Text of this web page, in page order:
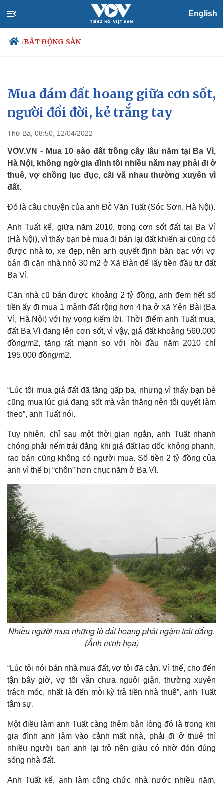
English
/BẤT ĐỘNG SẢN
Chính trị
Tổ chức nhân sự
Nhận diện sự thật
Xã hội
Tin 24h
Dự báo thời tiết
Việc làm
Biển đảo
Thế giới
Multimedia
Mua đám đất hoang giữa cơn sốt,
người đổi đời, kẻ trắng tay
Thứ Ba, 08:50, 12/04/2022
VOV.VN - Mua 10 sào đất trồng cây lâu năm tại Ba Vì,
Hà Nội, không ngờ gia đình tôi nhiều năm nay phải đi ở
thuê, vợ chồng lục đục, cãi vã nhau thường xuyên vì
đất.
Đó là câu chuyện của anh Đỗ Văn Tuất (Sóc Sơn, Hà Nội).
Anh Tuất kể, giữa năm 2010, trong cơn sốt đất tại Ba Vì
(Hà Nội), vì thấy bạn bè mua đi bán lại đất khiến ai cũng có
được nhà to, xe đẹp, nên anh quyết định bàn bạc với vợ
bán đi căn nhà nhỏ 30 m2 ở Xã Đàn để lấy tiền đầu tư đất
Ba Vì.
Căn nhà cũ bán được khoảng 2 tỷ đồng, anh đem hết số
tiền ấy đi mua 1 mảnh đất rộng hơn 4 ha ở xã Yên Bài (Ba
Vì, Hà Nội) với hy vọng kiếm lời. Thời điểm anh Tuất mua,
đất Ba Vì đang lên cơn sốt, vì vậy, giá đất khoảng 560.000
đồng/m2, tăng rất mạnh so với hồi đầu năm 2010 chỉ
195.000 đồng/m2.
“Lúc tôi mua giá đất đã tăng gấp ba, nhưng vì thấy bạn bè
cũng mua lúc giá đang sốt mà vẫn thắng nên tôi quyết làm
theo”, anh Tuất nói.
Tuy nhiên, chỉ sau một thời gian ngắn, anh Tuất nhanh
chóng phải nếm trái đắng khi giá đất lao dốc không phanh,
rao bán cũng không có người mua. Số tiền 2 tỷ đồng của
anh vì thế bị “chôn” hơn chục năm ở Ba Vì.
Nhiều người mua những lô đất hoang phải ngậm trái đắng.
(Ảnh minh họa)
“Lúc tôi nói bán nhà mua đất, vợ tôi đã cản. Vì thế, cho đến
tận bây giờ, vợ tôi vẫn chưa nguôi giận, thường xuyên
trách móc, nhất là đến mỗi kỳ trả tiền nhà thuê”, anh Tuất
tâm sự.
Một điều làm anh Tuất càng thêm bận lòng đó là trong khi
gia đình anh lâm vào cảnh mất nhà, phải đi ở thuê thì
nhiều người bạn anh lại trở nên giàu có nhờ đón đúng
sóng nhà đất.
Anh Tuất kể, anh làm công chức nhà nước nhiều năm,